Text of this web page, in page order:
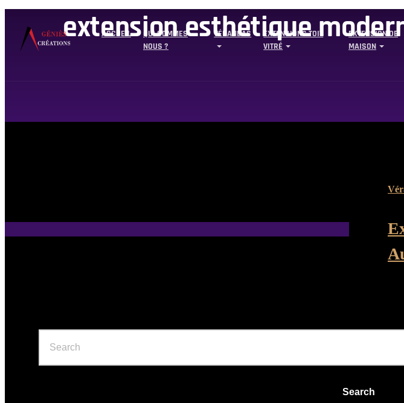
ACCUEIL
QUI SOMMES
NOUS ?
VÉRANDAS
EXTENSIONS TOIT
VITRÉ
EXTENSION DE
MAISON
extension esthétique
Search